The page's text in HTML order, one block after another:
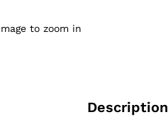
to zoom in
Description